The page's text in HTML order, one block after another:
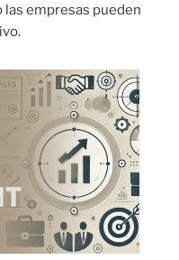
empresas pueden